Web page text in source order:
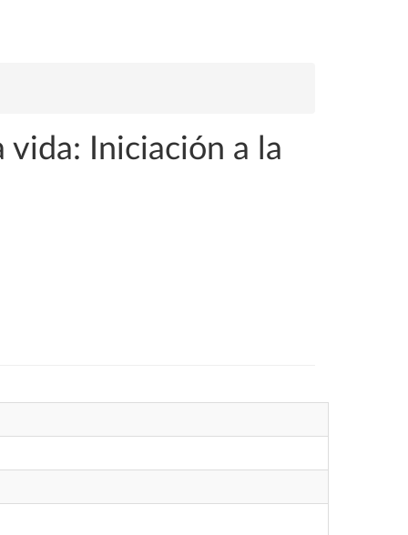
Iniciación a la